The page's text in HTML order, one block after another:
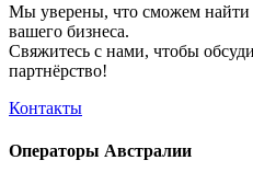
Мы уверены, что сможем найти
вашего бизнеса.
Свяжитесь с нами, чтобы
партнёрство!
Контакты
Операторы Австралии